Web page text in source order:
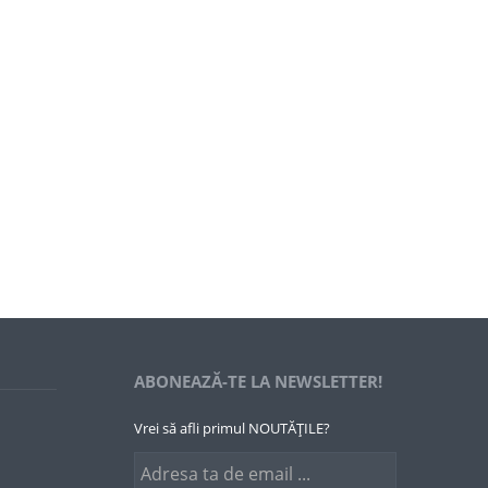
ABONEAZĂ-TE LA NEWSLETTER!
Vrei să afli primul NOUTĂȚILE?